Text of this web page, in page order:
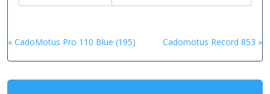
« CadoMotus Pro 110 Blue (195) Cadomotus Record 853 »